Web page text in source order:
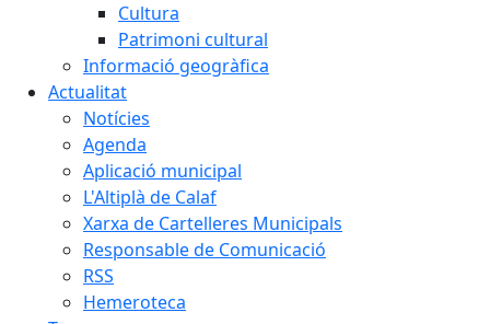
Cultura
Patrimoni cultural
Informació geogràfica
Actualitat
Notícies
Agenda
Aplicació municipal
L'Altiplà de Calaf
Xarxa de Cartelleres Municipals
Responsable de Comunicació
RSS
Hemeroteca